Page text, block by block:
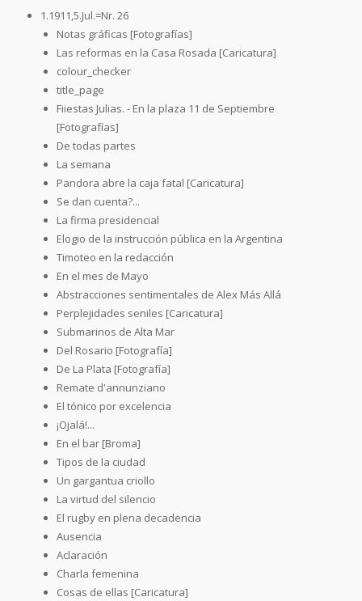
1.1911,5.Jul.=Nr. 26
Notas gráficas [Fotografías]
Las reformas en la Casa Rosada [Caricatura]
colour_checker
title_page
Fiiestas Julias. - En la plaza 11 de Septiembre
[Fotografías]
De todas partes
La semana
Pandora abre la caja fatal [Caricatura]
Se dan cuenta?...
La firma presidencial
Elogio de la instrucción pública en la Argentina
Timoteo en la redacción
En el mes de Mayo
Abstracciones sentimentales de Alex Más Allá
Perplejidades seniles [Caricatura]
Submarinos de Alta Mar
Del Rosario [Fotografía]
De La Plata [Fotografía]
Remate d'annunziano
El tónico por excelencia
¡Ojalá!...
En el bar [Broma]
Tipos de la ciudad
Un gargantua criollo
La virtud del silencio
El rugby en plena decadencia
Ausencia
Aclaración
Charla femenina
Cosas de ellas [Caricatura]